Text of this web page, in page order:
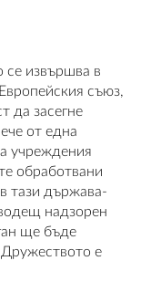
се извършва в
съюз,
да засегне
от една
учреждения
обработвани
тази държава-
надзорен
ще бъде
Дружеството е